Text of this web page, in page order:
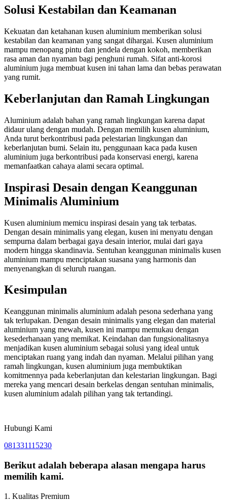
Solusi Kestabilan dan Keamanan
Kekuatan dan ketahanan kusen aluminium memberikan solusi
kestabilan dan keamanan yang sangat dihargai. Kusen aluminium
mampu menopang pintu dan jendela dengan kokoh, memberikan
rasa aman dan nyaman bagi penghuni rumah. Sifat anti-korosi
aluminium juga membuat kusen ini tahan lama dan bebas perawatan
yang rumit.
Keberlanjutan dan Ramah Lingkungan
Aluminium adalah bahan yang ramah lingkungan karena dapat
didaur ulang dengan mudah. Dengan memilih kusen aluminium,
Anda turut berkontribusi pada pelestarian lingkungan dan
keberlanjutan bumi. Selain itu, penggunaan kaca pada kusen
aluminium juga berkontribusi pada konservasi energi, karena
memanfaatkan cahaya alami secara optimal.
Inspirasi Desain dengan Keanggunan
Minimalis Aluminium
Kusen aluminium memicu inspirasi desain yang tak terbatas.
Dengan desain minimalis yang elegan, kusen ini menyatu dengan
sempurna dalam berbagai gaya desain interior, mulai dari gaya
modern hingga skandinavia. Sentuhan keanggunan minimalis kusen
aluminium mampu menciptakan suasana yang harmonis dan
menyenangkan di seluruh ruangan.
Kesimpulan
Keanggunan minimalis aluminium adalah pesona sederhana yang
tak terlupakan. Dengan desain minimalis yang elegan dan material
aluminium yang mewah, kusen ini mampu memukau dengan
kesederhanaan yang memikat. Keindahan dan fungsionalitasnya
menjadikan kusen aluminium sebagai solusi yang ideal untuk
menciptakan ruang yang indah dan nyaman. Melalui pilihan yang
ramah lingkungan, kusen aluminium juga membuktikan
komitmennya pada keberlanjutan dan kelestarian lingkungan. Bagi
mereka yang mencari desain berkelas dengan sentuhan minimalis,
kusen aluminium adalah pilihan yang tak tertandingi.
Hubungi Kami
081331115230
Berikut adalah beberapa alasan mengapa harus
memilih kami.
1. Kualitas Premium